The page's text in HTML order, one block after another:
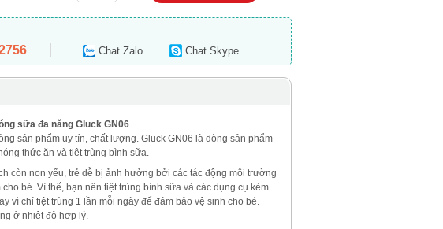
Chat Zalo Chat Skype
sữa đa năng Gluck GN06
sản phẩm uy tín, chất lượng. Gluck GN06 là dòng sản phẩm
thức ăn và tiệt trùng bình sữa.
còn non yếu, trẻ dễ bị ảnh hưởng bởi các tác động môi trường
bé. Vì thế, bạn nên tiệt trùng bình sữa và các dụng cụ kèm
vì chỉ tiệt trùng 1 lần mỗi ngày để đảm bảo vệ sinh cho bé.
ở nhiệt độ hợp lý.